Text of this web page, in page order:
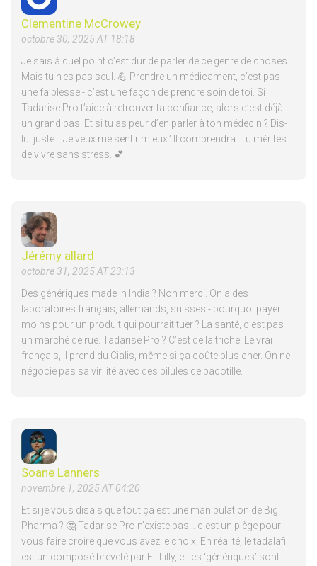
Clementine McCrowey
octobre 30, 2025 AT 18:18
Je sais à quel point c’est dur de parler de ce genre de choses.
Mais tu n’es pas seul. 💪 Prendre un médicament, c’est pas
une faiblesse - c’est une façon de prendre soin de toi. Si
Tadarise Pro t’aide à retrouver ta confiance, alors c’est déjà
un grand pas. Et si tu as peur d’en parler à ton médecin ? Dis-
lui juste : ‘Je veux me sentir mieux.’ Il comprendra. Tu mérites
de vivre sans stress. 💕
Jérémy allard
octobre 31, 2025 AT 23:13
Des génériques made in India ? Non merci. On a des
laboratoires français, allemands, suisses - pourquoi payer
moins pour un produit qui pourrait tuer ? La santé, c’est pas
un marché de rue. Tadarise Pro ? C’est de la triche. Le vrai
français, il prend du Cialis, même si ça coûte plus cher. On ne
négocie pas sa virilité avec des pilules de pacotille.
Soane Lanners
novembre 1, 2025 AT 04:20
Et si je vous disais que tout ça est une manipulation de Big
Pharma ? 🤔 Tadarise Pro n’existe pas… c’est un piège pour
vous faire croire que vous avez le choix. En réalité, le tadalafil
est un composé breveté par Eli Lilly, et les ‘génériques’ sont